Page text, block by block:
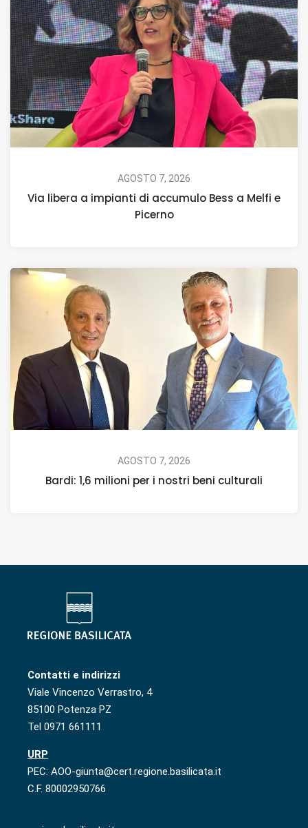
AGOSTO 7, 2026
Via libera a impianti di accumulo Bess a Melfi e
Picerno
AGOSTO 7, 2026
Bardi: 1,6 milioni per i nostri beni culturali
Contatti e indirizzi
Viale Vincenzo Verrastro, 4
85100 Potenza PZ
Tel 0971 661111
URP
PEC: AOO-giunta@cert.regione.basilicata.it
C.F. 80002950766